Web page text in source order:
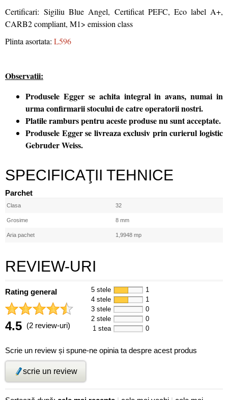
Certificari: Sigiliu Blue Angel, Certificat PEFC, Eco label A+,
CARB2 compliant, M1> emission class
Plinta asortata: L596
Observatii:
Produsele Egger se achita integral in avans, numai in
urma confirmarii stocului de catre operatorii nostri.
Platile ramburs pentru aceste produse nu sunt acceptate.
Produsele Egger se livreaza exclusiv prin curierul logistic
Gebruder Weiss.
SPECIFICAŢII TEHNICE
Parchet
Clasa 32
Grosime 8 mm
Aria pachet 1,9948 mp
REVIEW-URI
Rating general
4.5 (2 review-uri)
5 stele
1
4 stele
1
3 stele
0
2 stele
0
1 stea
0
Scrie un review și spune-ne opinia ta despre acest produs
scrie un review